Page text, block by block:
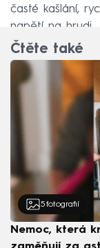
časté kašlání,
napětí na hrudi.
Čtěte také
5 fotografií
Nemoc, která